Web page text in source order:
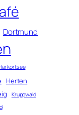
Dortmund
Herten
Kruppwald